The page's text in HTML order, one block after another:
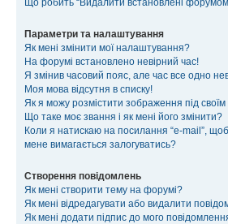
Що робить “Видалити встановлені
Параметри та налаштування
Як мені змінити мої налаштування?
На форумі встановлено невірний час!
Я змінив часовий пояс, але час все одно
Моя мова відсутня в списку!
Як я можу розмістити зображення під
Що таке моє звання і як мені його змінити?
Коли я натискаю на посилання “e-mail”,
мене вимагається залогуватись?
Створення повідомлень
Як мені створити тему на форумі?
Як мені відредагувати або видалити
Як мені додати підпис до мого